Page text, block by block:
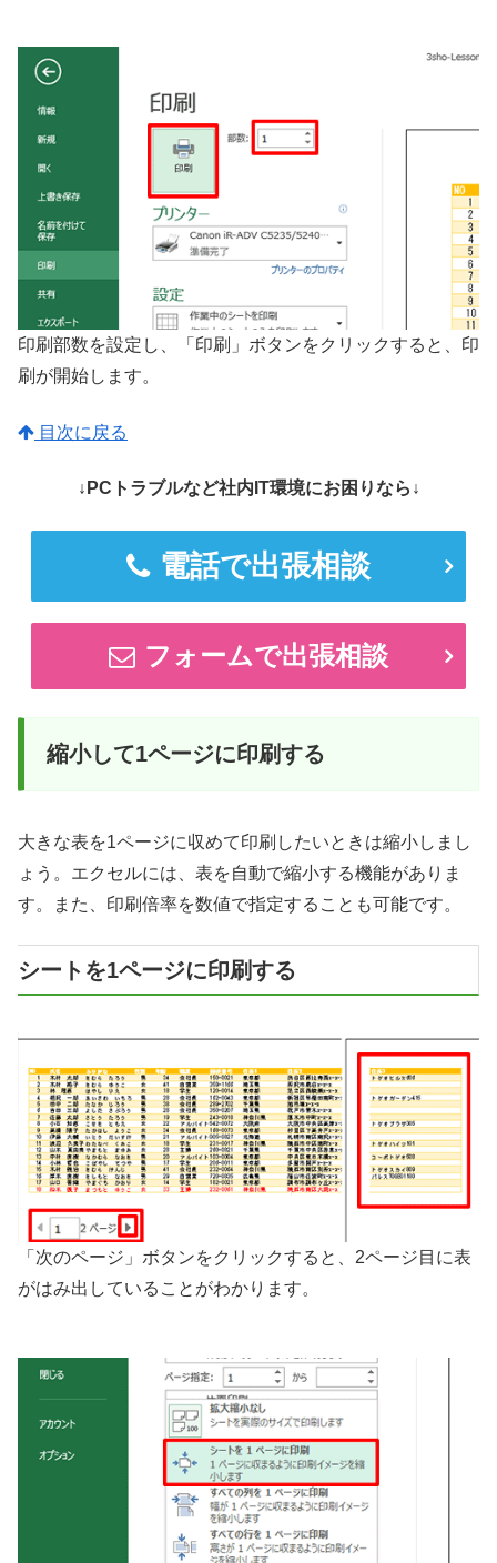
印刷部数を設定し、「印刷」ボタンをクリックすると、印
刷が開始します。
目次に戻る
↓PCトラブルなど社内IT環境にお困りなら↓
電話で出張相談
フォームで出張相談
縮小して1ページに印刷する
大きな表を1ページに収めて印刷したいときは縮小しまし
ょう。エクセルには、表を自動で縮小する機能がありま
す。また、印刷倍率を数値で指定することも可能です。
シートを1ページに印刷する
「次のページ」ボタンをクリックすると、2ページ目に表
がはみ出していることがわかります。